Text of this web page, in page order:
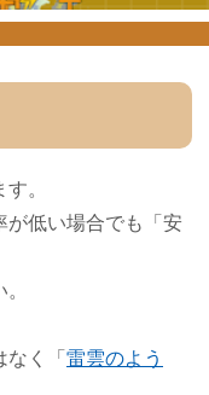
。
が低い場合でも「安
く「 雷雲のよう